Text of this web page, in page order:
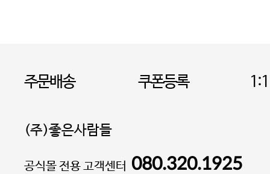
주문배송 쿠폰등록
(주)좋은사람들
대표 이성현,박영환| 개인정보관리책임자 김상현
공식몰 전용 고객센터 080.320.1925